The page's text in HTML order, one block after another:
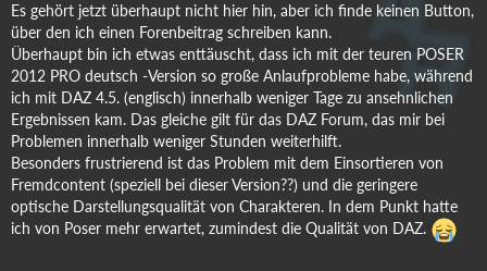
Es gehört jetzt überhaupt nicht hier hin, aber ich finde keinen Button,
über den ich einen Forenbeitrag schreiben kann.
Überhaupt bin ich etwas enttäuscht, dass ich mit der teuren POSER
2012 PRO deutsch -Version so große Anlaufprobleme habe, während
ich mit DAZ 4.5. (englisch) innerhalb weniger Tage zu ansehnlichen
Ergebnissen kam. Das gleiche gilt für das DAZ Forum, das mir bei
Problemen innerhalb weniger Stunden weiterhilft.
Besonders frustrierend ist das Problem mit dem Einsortieren von
Fremdcontent (speziell bei dieser Version??) und die geringere
optische Darstellungsqualität von Charakteren. In dem Punkt hatte
ich von Poser mehr erwartet, zumindest die Qualität von DAZ.